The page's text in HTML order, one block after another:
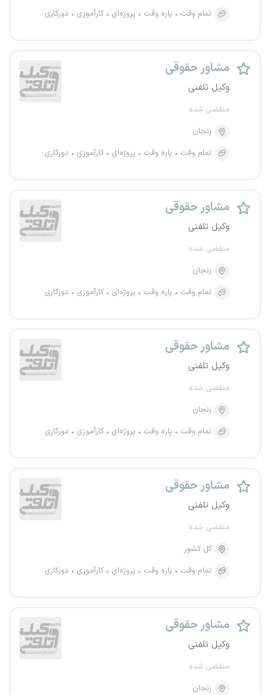
تمام وقت پاره وقت پروژه‌ای کارآموزی دورکاری
مشاور حقوقی
وکیل تلفنی
منقضی شده
زنجان
تمام وقت
پاره وقت پروژه‌ای کارآموزی دورکاری
مشاور حقوقی
وکیل تلفنی
منقضی شده
زنجان
تمام وقت
پاره وقت پروژه‌ای کارآموزی دورکاری
مشاور حقوقی
وکیل تلفنی
منقضی شده
زنجان
تمام وقت
پاره وقت پروژه‌ای کارآموزی دورکاری
مشاور حقوقی
وکیل تلفنی
منقضی شده
کل کشور
تمام وقت
پاره وقت پروژه‌ای کارآموزی دورکاری
مشاور حقوقی
وکیل تلفنی
منقضی شده
زنجان